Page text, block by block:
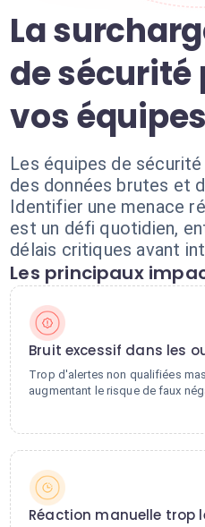
La
de sécurité
vos équipes
Les équipes de
des données brutes et
Identifier une menace
est un défi quotidien,
délais critiques avant
Les principaux
Bruit excessif dans les
Trop d'alertes non qualifiées
augmentant le risque de faux
Réaction manuelle trop